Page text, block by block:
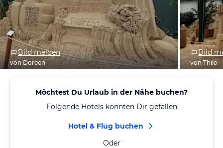
Bild melden
von Doreen
Bild
von Thilo
Möchtest Du Urlaub in der Nähe buchen?
Folgende Hotels könnten Dir gefallen
Hotel & Flug buchen
Oder